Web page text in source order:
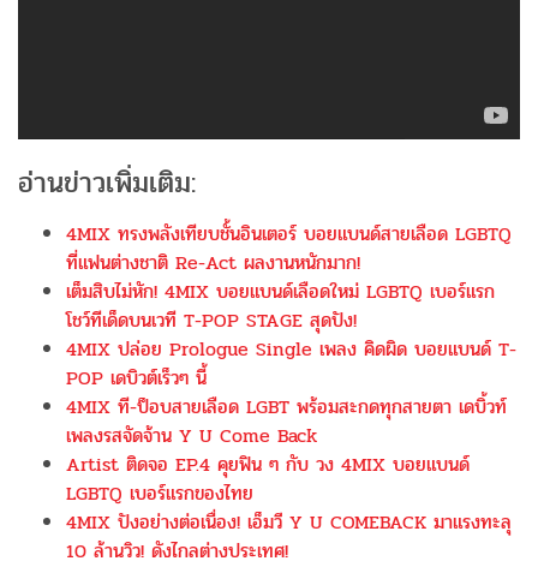
อ่านข่าวเพิ่มเติม:
4MIX ทรงพลังเทียบชั้นอินเตอร์ บอยแบนด์สายเลือด LGBTQ
ที่แฟนต่างชาติ Re-Act ผลงานหนักมาก!
เต็มสิบไม่หัก! 4MIX บอยแบนด์เลือดใหม่ LGBTQ เบอร์แรก
โชว์ทีเด็ดบนเวที T-POP STAGE สุดปัง!
4MIX ปล่อย Prologue Single เพลง คิดผิด บอยแบนด์ T-
POP เดบิวต์เร็วๆ นี้
4MIX ที-ป็อบสายเลือด LGBT พร้อมสะกดทุกสายตา เดบิ้วท์
เพลงรสจัดจ้าน Y U Come Back
Artist ติดจอ EP.4 คุยฟิน ๆ กับ วง 4MIX บอยแบนด์
LGBTQ เบอร์แรกของไทย
4MIX ปังอย่างต่อเนื่อง! เอ็มวี Y U COMEBACK มาแรงทะลุ
10 ล้านวิว! ดังไกลต่างประเทศ!